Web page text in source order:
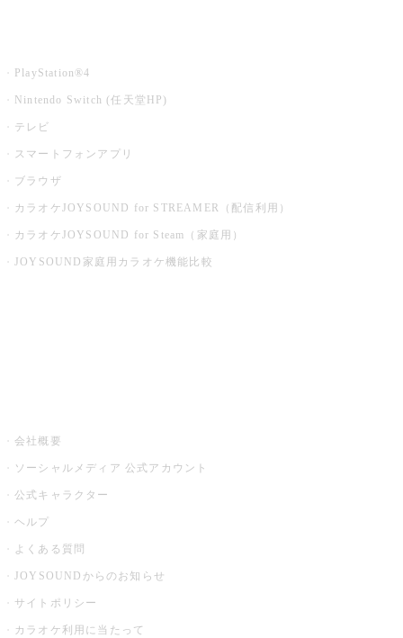
PlayStation®4
Nintendo Switch (任天堂HP)
テレビ
スマートフォンアプリ
ブラウザ
カラオケJOYSOUND for STREAMER（配信利用）
カラオケJOYSOUND for Steam（家庭用）
JOYSOUND家庭用カラオケ機能比較
会社概要
ソーシャルメディア 公式アカウント
公式キャラクター
ヘルプ
よくある質問
JOYSOUNDからのお知らせ
サイトポリシー
カラオケ利用に当たって